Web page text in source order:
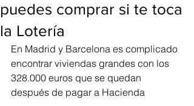
puedes comprar si te toca
la Lotería
En Madrid y Barcelona es complicado
encontrar viviendas grandes con los
328.000 euros que se quedan
después de pagar a Hacienda